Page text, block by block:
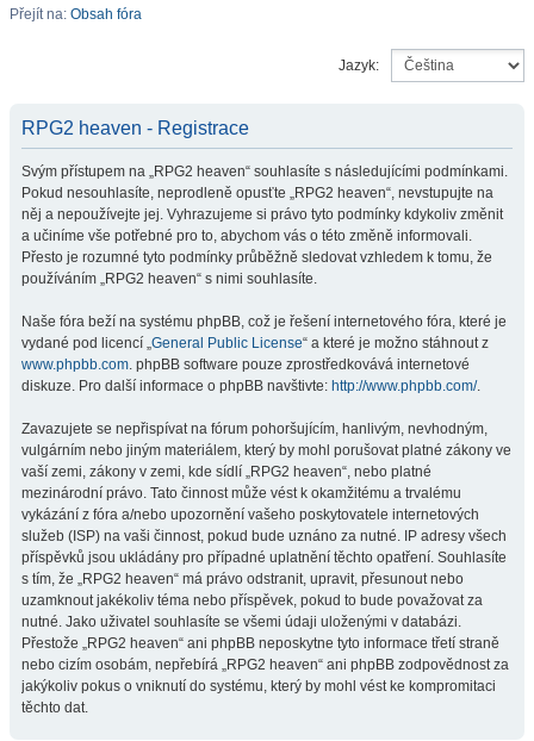
Přejít na: Obsah fóra
Jazyk:
RPG2 heaven - Registrace
Svým přístupem na „RPG2 heaven“ souhlasíte s následujícími podmínkami.
Pokud nesouhlasíte, neprodleně opusťte „RPG2 heaven“, nevstupujte na
něj a nepoužívejte jej. Vyhrazujeme si právo tyto podmínky kdykoliv změnit
a učiníme vše potřebné pro to, abychom vás o této změně informovali.
Přesto je rozumné tyto podmínky průběžně sledovat vzhledem k tomu, že
používáním „RPG2 heaven“ s nimi souhlasíte.
Naše fóra beží na systému phpBB, což je řešení internetového fóra, které je
vydané pod licencí „General Public License“ a které je možno stáhnout z
www.phpbb.com. phpBB software pouze zprostředkovává internetové
diskuze. Pro další informace o phpBB navštivte: http://www.phpbb.com/.
Zavazujete se nepřispívat na fórum pohoršujícím, hanlivým, nevhodným,
vulgárním nebo jiným materiálem, který by mohl porušovat platné zákony ve
vaší zemi, zákony v zemi, kde sídlí „RPG2 heaven“, nebo platné
mezinárodní právo. Tato činnost může vést k okamžitému a trvalému
vykázání z fóra a/nebo upozornění vašeho poskytovatele internetových
služeb (ISP) na vaši činnost, pokud bude uznáno za nutné. IP adresy všech
příspěvků jsou ukládány pro případné uplatnění těchto opatření. Souhlasíte
s tím, že „RPG2 heaven“ má právo odstranit, upravit, přesunout nebo
uzamknout jakékoliv téma nebo příspěvek, pokud to bude považovat za
nutné. Jako uživatel souhlasíte se všemi údaji uloženými v databázi.
Přestože „RPG2 heaven“ ani phpBB neposkytne tyto informace třetí straně
nebo cizím osobám, nepřebírá „RPG2 heaven“ ani phpBB zodpovědnost za
jakýkoliv pokus o vniknutí do systému, který by mohl vést ke kompromitaci
těchto dat.